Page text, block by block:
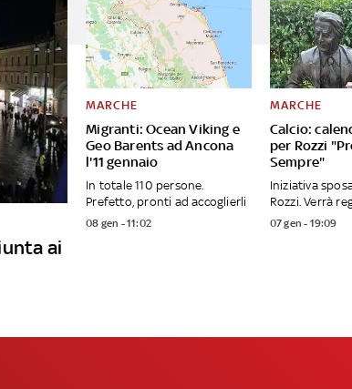
ai
Migranti: Ocean Viking e
Geo Barents ad Ancona
l'11 gennaio
MARCHE
In totale 110 persone.
Prefetto, pronti ad accoglierli
08 gen - 11:02
Calcio:
per Rozzi
Sempre"
MARCHE
Iniziativa
Rozzi. Verrà
07 gen - 19:09